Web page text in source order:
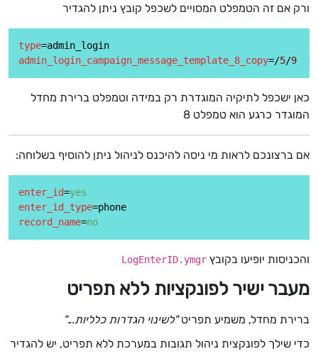
ורק אם זה הטמפלט המסויים לשכפל קובץ ניתן להגדיר
type
admin_login_campaign_message_template_8_copy=/5/9
כאן ישכפל לתיקיה המוגדרת רק במידה וטמפלט ברירת מחדל
המוגדר כרגע הוא טמפלט 8
אם ברצונכם לראות מי ניסה להיכנס לניהול ניתן להוסיף בשלוחה:
enter_id=yes
enter_id_type
record_name=no
והכניסות יופיעו בקובץ LogEnterID.ymgr
מעבר ישיר לפונקציות ללא תפריט
ברירת מחדל, משמיע תפריט"לשינוי הגדרות כלליות..."
כדי שילך לפונקצית ניהול תגובות במערכת ללא תפריט, יש להגדיר